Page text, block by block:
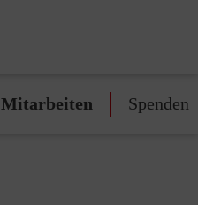
Mitarbeiten Spenden